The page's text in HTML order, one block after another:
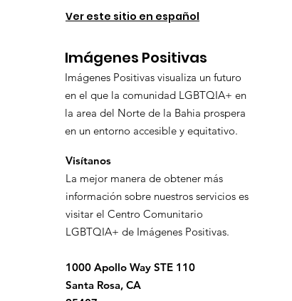
Ver este sitio en español
Imágenes Positivas
Imágenes Positivas visualiza un futuro
en el que la comunidad LGBTQIA+ en
la area del Norte de la Bahia prospera
en un entorno accesible y equitativo.
Visítanos
La mejor manera de obtener más
información sobre nuestros servicios es
visitar el Centro Comunitario
LGBTQIA+ de Imágenes Positivas.
1000 Apollo Way STE 110
Santa Rosa, CA